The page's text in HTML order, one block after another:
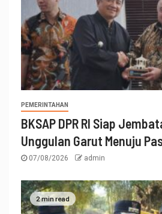
PEMERINTAHAN
BKSAP DPR RI Siap
Unggulan Garut Menuju
07/08/2026 admin
2 min read